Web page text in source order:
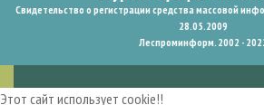
Свидетельство о регистрации средства массовой
28.05.2009
Леспроминформ. 2002 -
Этот сайт использует cookie!!